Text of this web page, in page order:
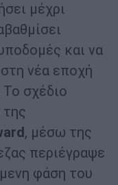
μέχρι
και να
νέα εποχή
σχέδιο
, μέσω της
περιέγραψε
φάση του